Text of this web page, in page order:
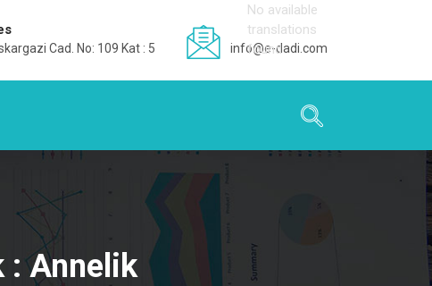
Cad. No: 109 Kat : 5 info@e-dadi.com
: Annelik
No available
translations
found